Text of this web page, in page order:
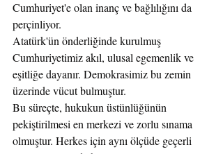
Cumhuriyet'e olan inanç ve bağlılığını da
perçinliyor.
Atatürk'ün önderliğinde kurulmuş
Cumhuriyetimiz akıl, ulusal egemenlik ve
eşitliğe dayanır. Demokrasimiz bu zemin
üzerinde vücut bulmuştur.
Bu süreçte, hukukun üstünlüğünün
pekiştirilmesi en merkezi ve zorlu sınama
olmuştur. Herkes için aynı ölçüde geçerli